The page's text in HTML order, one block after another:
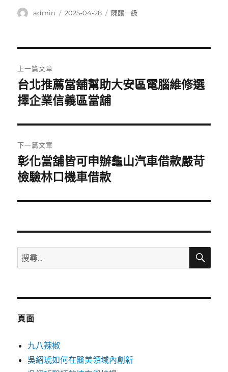
作
admin
發
2025-04-28
分
陳釀一級
章
導
覽
上一篇文章
上
一
文
章:
台北推薦當舖幫助大安區電腦維修選
擇企業信義區當舖
下一篇文章
下
一
文
彰化當舖皆可申辦龜山汽車借款嚴苛
檢驗林口機車借款
搜
尋
鍵
搜
頁面
九八辣椒
吳紹琥如何在醫美領域內創新